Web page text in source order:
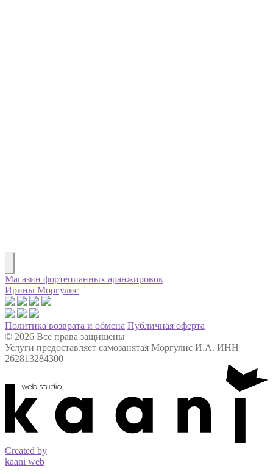
Магазин фортепианных аранжировок
Ирины Моргулис
Политика возврата и обмена Публичная оферта
© 2026 Все права защищены
Услуги предоставляет самозанятая Моргулис И.А. ИНН
262813284300
Created by
kaani web